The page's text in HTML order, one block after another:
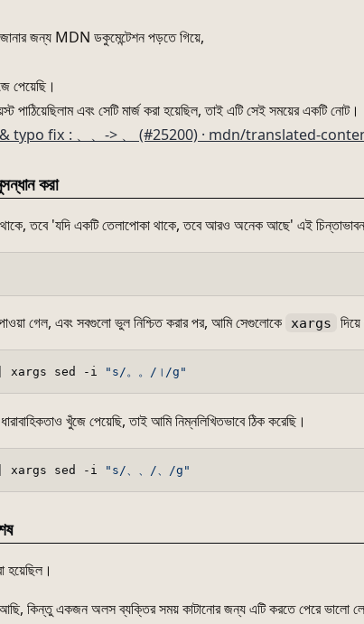
জন্য MDN ডকুমেন্টেশন পড়তে গিয়ে,
পেয়েছি।
পাঠিয়েছিলাম এবং সেটি মার্জ করা হয়েছিল, তাই এটি সেই সময়ের একটি নোট।
typo fix : 、、-> 、 (#25200) · mdn/translated-
করা
থাকে, তবে 'যদি একটি তেলাপোকা থাকে, তবে আরও অনেক আছে' এই
গেল, এবং সবগুলো ভুল নিশ্চিত করার পর, আমি সেগুলোকে xargs
xargs sed -i "s/。。/।/g"
খুঁজে পেয়েছি, তাই আমি নিম্নলিখিতভাবে ঠিক করেছি।
xargs sed -i "s/、、/、/g"
হয়েছিল।
আছি, কিন্তু একজন অলস ব্যক্তির সময় কাটানোর জন্য এটি করতে পেরে ভালো